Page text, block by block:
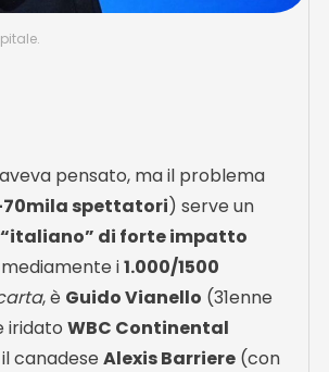
pensato, ma il problema
spettatori) serve un
di forte impatto
i1.000/1500
, è Guido Vianello (31enne
iridato WBC Continental
canadese Alexis Barriere (con